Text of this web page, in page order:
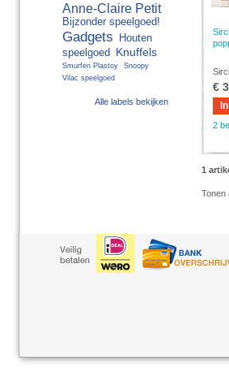
€
2
1
Tonen
Anne-Claire Petit
Bijzonder speelgoed!
Gadgets
Houten
speelgoed
Knuffels
Smurfen Plastoy
Snoopy
Vilac speelgoed
Alle labels bekijken